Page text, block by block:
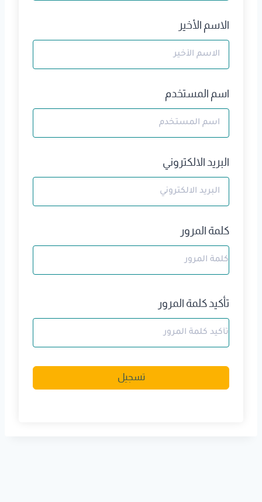
الاسم الأخير
اسم المستخدم
البريد الالكتروني
كلمة المرور
تأكيد كلمة المرور
l
تسجيل